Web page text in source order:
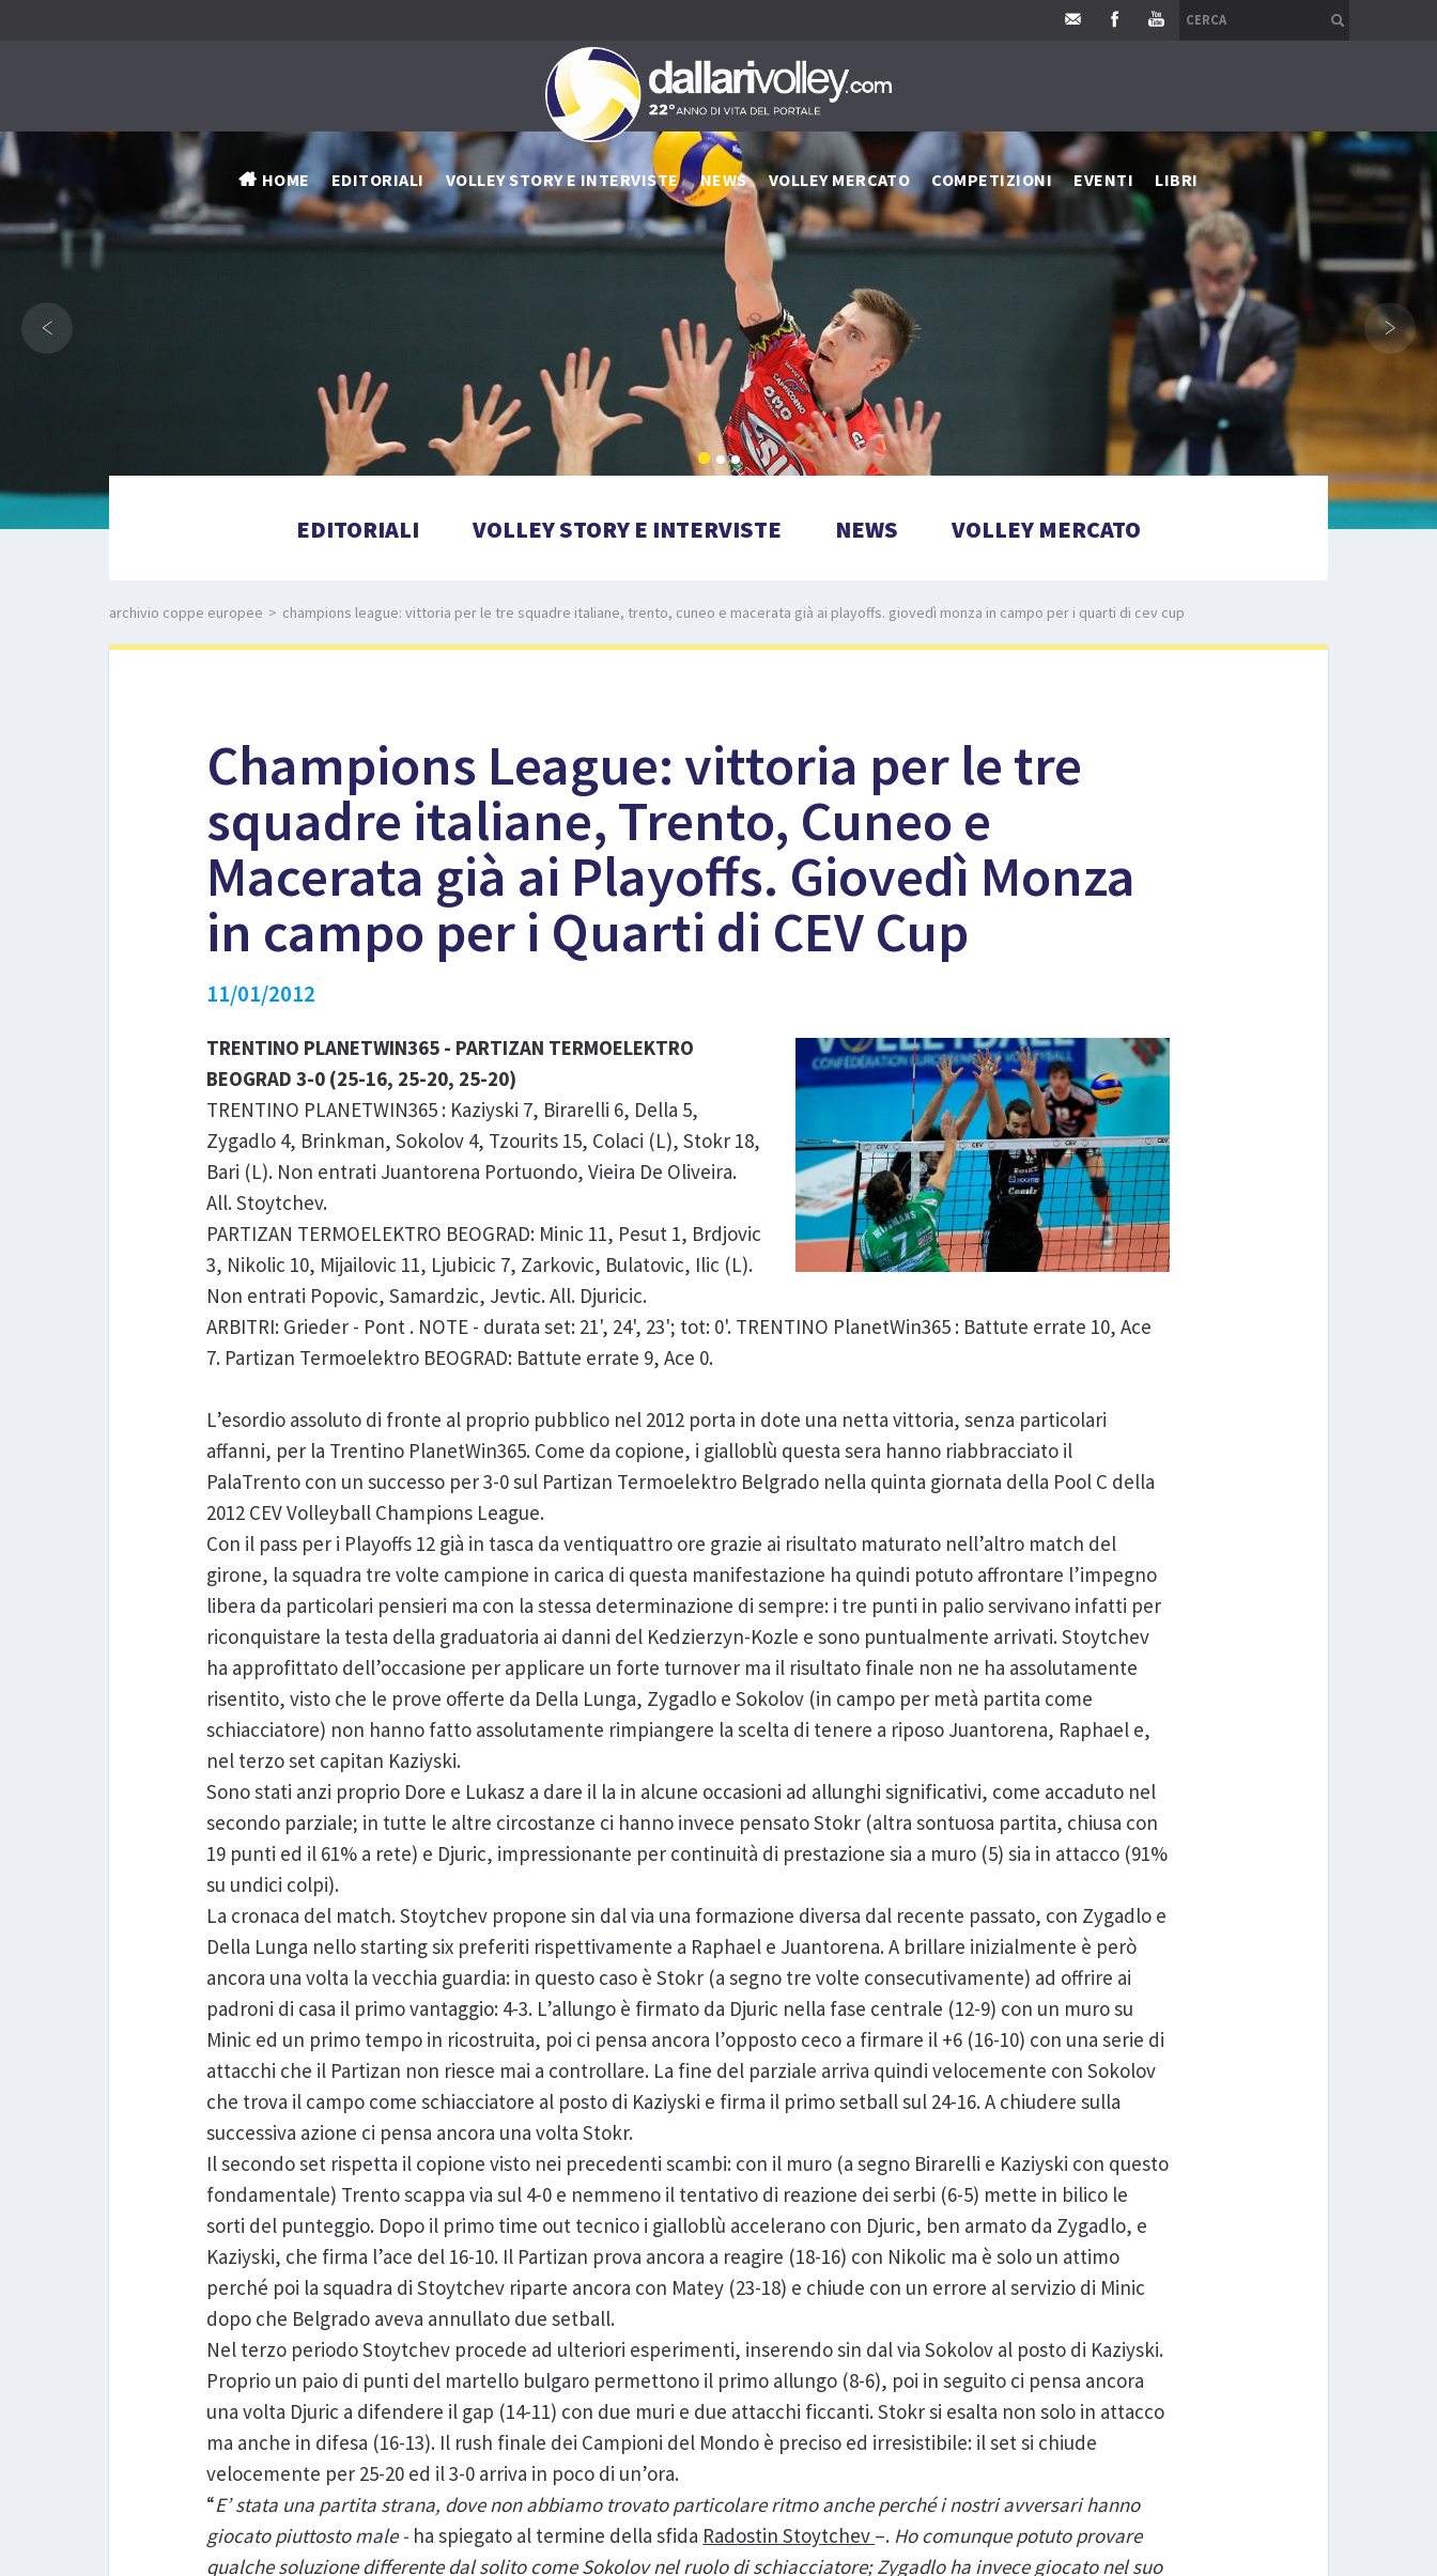
HOME EDITORIALI VOLLEY STORY E INTERVISTE NEWS VOLLEY MERCATO COMPETIZIONI EVENTI LIBRI
‹ ›
EDITORIALI VOLLEY STORY E INTERVISTE NEWS VOLLEY MERCATO
archivio coppe europee > champions league: vittoria per le tre squadre italiane, trento, cuneo e macerata già ai playoffs. giovedì monza in campo per i quarti di cev cup
Champions League: vittoria per le tre
squadre italiane, Trento, Cuneo e
Macerata già ai Playoffs. Giovedì Monza
in campo per i Quarti di CEV Cup
11/01/2012
TRENTINO PLANETWIN365 - PARTIZAN TERMOELEKTRO
BEOGRAD 3-0 (25-16, 25-20, 25-20)
TRENTINO PLANETWIN365 : Kaziyski 7, Birarelli 6, Della 5,
Zygadlo 4, Brinkman, Sokolov 4, Tzourits 15, Colaci (L), Stokr 18,
Bari (L). Non entrati Juantorena Portuondo, Vieira De Oliveira.
All. Stoytchev.
PARTIZAN TERMOELEKTRO BEOGRAD: Minic 11, Pesut 1, Brdjovic
3, Nikolic 10, Mijailovic 11, Ljubicic 7, Zarkovic, Bulatovic, Ilic (L).
Non entrati Popovic, Samardzic, Jevtic. All. Djuricic.
ARBITRI: Grieder - Pont . NOTE - durata set: 21', 24', 23'; tot: 0'. TRENTINO PlanetWin365 : Battute errate 10, Ace
7. Partizan Termoelektro BEOGRAD: Battute errate 9, Ace 0.
L’esordio assoluto di fronte al proprio pubblico nel 2012 porta in dote una netta vittoria, senza particolari
affanni, per la Trentino PlanetWin365. Come da copione, i gialloblù questa sera hanno riabbracciato il
PalaTrento con un successo per 3-0 sul Partizan Termoelektro Belgrado nella quinta giornata della Pool C della
2012 CEV Volleyball Champions League.
Con il pass per i Playoffs 12 già in tasca da ventiquattro ore grazie ai risultato maturato nell’altro match del
girone, la squadra tre volte campione in carica di questa manifestazione ha quindi potuto affrontare l’impegno
libera da particolari pensieri ma con la stessa determinazione di sempre: i tre punti in palio servivano infatti per
riconquistare la testa della graduatoria ai danni del Kedzierzyn-Kozle e sono puntualmente arrivati. Stoytchev
ha approfittato dell’occasione per applicare un forte turnover ma il risultato finale non ne ha assolutamente
risentito, visto che le prove offerte da Della Lunga, Zygadlo e Sokolov (in campo per metà partita come
schiacciatore) non hanno fatto assolutamente rimpiangere la scelta di tenere a riposo Juantorena, Raphael e,
nel terzo set capitan Kaziyski.
Sono stati anzi proprio Dore e Lukasz a dare il la in alcune occasioni ad allunghi significativi, come accaduto nel
secondo parziale; in tutte le altre circostanze ci hanno invece pensato Stokr (altra sontuosa partita, chiusa con
19 punti ed il 61% a rete) e Djuric, impressionante per continuità di prestazione sia a muro (5) sia in attacco (91%
su undici colpi).
La cronaca del match. Stoytchev propone sin dal via una formazione diversa dal recente passato, con Zygadlo e
Della Lunga nello starting six preferiti rispettivamente a Raphael e Juantorena. A brillare inizialmente è però
ancora una volta la vecchia guardia: in questo caso è Stokr (a segno tre volte consecutivamente) ad offrire ai
padroni di casa il primo vantaggio: 4-3. L’allungo è firmato da Djuric nella fase centrale (12-9) con un muro su
Minic ed un primo tempo in ricostruita, poi ci pensa ancora l’opposto ceco a firmare il +6 (16-10) con una serie di
attacchi che il Partizan non riesce mai a controllare. La fine del parziale arriva quindi velocemente con Sokolov
che trova il campo come schiacciatore al posto di Kaziyski e firma il primo setball sul 24-16. A chiudere sulla
successiva azione ci pensa ancora una volta Stokr.
Il secondo set rispetta il copione visto nei precedenti scambi: con il muro (a segno Birarelli e Kaziyski con questo
fondamentale) Trento scappa via sul 4-0 e nemmeno il tentativo di reazione dei serbi (6-5) mette in bilico le
sorti del punteggio. Dopo il primo time out tecnico i gialloblù accelerano con Djuric, ben armato da Zygadlo, e
Kaziyski, che firma l’ace del 16-10. Il Partizan prova ancora a reagire (18-16) con Nikolic ma è solo un attimo
perché poi la squadra di Stoytchev riparte ancora con Matey (23-18) e chiude con un errore al servizio di Minic
dopo che Belgrado aveva annullato due setball.
Nel terzo periodo Stoytchev procede ad ulteriori esperimenti, inserendo sin dal via Sokolov al posto di Kaziyski.
Proprio un paio di punti del martello bulgaro permettono il primo allungo (8-6), poi in seguito ci pensa ancora
una volta Djuric a difendere il gap (14-11) con due muri e due attacchi ficcanti. Stokr si esalta non solo in attacco
ma anche in difesa (16-13). Il rush finale dei Campioni del Mondo è preciso ed irresistibile: il set si chiude
velocemente per 25-20 ed il 3-0 arriva in poco di un’ora.
“E’ stata una partita strana, dove non abbiamo trovato particolare ritmo anche perché i nostri avversari hanno
giocato piuttosto male - ha spiegato al termine della sfida Radostin Stoytchev –. Ho comunque potuto provare
qualche soluzione differente dal solito come Sokolov nel ruolo di schiacciatore; Zygadlo ha invece giocato nel suo